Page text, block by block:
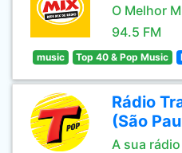
O Melhor
94.5 FM
music Top 40 & Pop Music
Rádio
(São
A sua